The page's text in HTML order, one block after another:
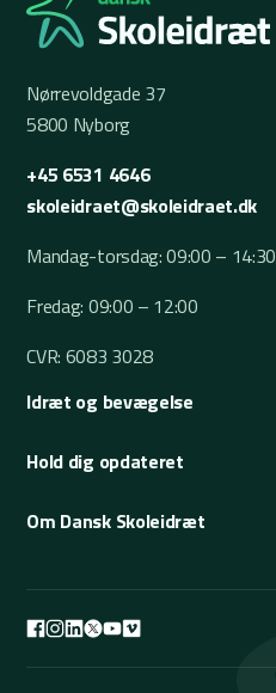
Nørrevoldgade 37
5800 Nyborg
+45 6531 4646
skoleidraet@skoleidraet.dk
Mandag-torsdag: 09:00 – 14:30
Fredag: 09:00 – 12:00
CVR: 6083 3028
Idræt og bevægelse
Hold dig opdateret
Om Dansk Skoleidræt